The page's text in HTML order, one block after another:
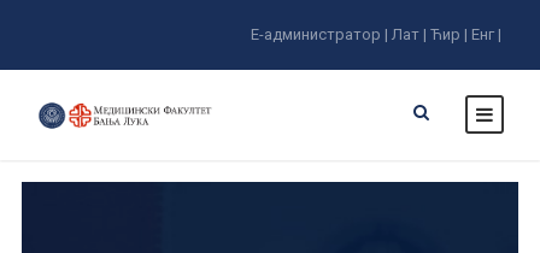
Е-администратор | Лат | Ћир | Енг |